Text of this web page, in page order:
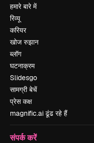
हमारे बारे में
रिव्यू
करियर
खोज रुझान
ब्लॉग
घटनाक्रम
Slidesgo
सामग्री बेचें
प्रेस कक्ष
magnific.ai ढूंढ रहे हैं
संपर्क करें